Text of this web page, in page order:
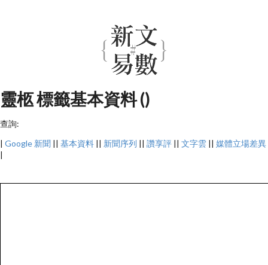
靈柩 標籤基本資料 ()
查詢:
| Google 新聞 || 基本資料 || 新聞序列 || 讚享評 || 文字雲 || 媒體立場差異
|